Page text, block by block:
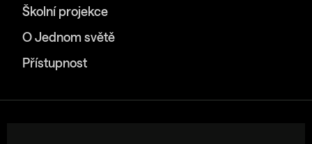
Školní projekce
O Jednom světě
Přístupnost